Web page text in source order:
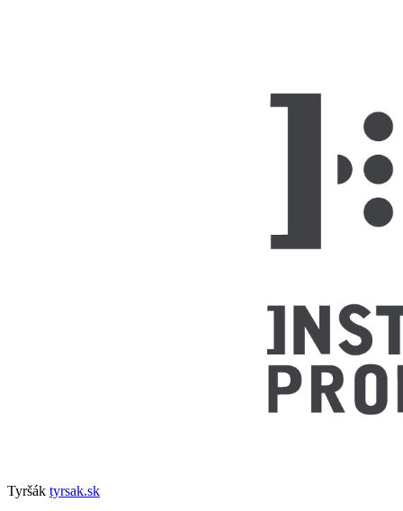
Tyršák tyrsak.sk